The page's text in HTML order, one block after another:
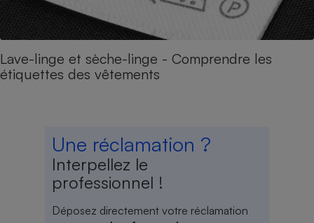
Lave-linge et sèche-linge - Comprendre les
étiquettes des vêtements
Une réclamation ?
Interpellez le
professionnel !
Déposez directement votre réclamation